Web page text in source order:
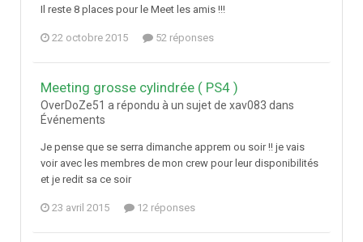
Il reste 8 places pour le Meet les amis !!!
22 octobre 2015 52 réponses
Meeting grosse cylindrée ( PS4 )
OverDoZe51 a répondu à un sujet de xav083 dans
Événements
Je pense que se serra dimanche apprem ou soir !! je vais
voir avec les membres de mon crew pour leur disponibilités
et je redit sa ce soir
23 avril 2015 12 réponses